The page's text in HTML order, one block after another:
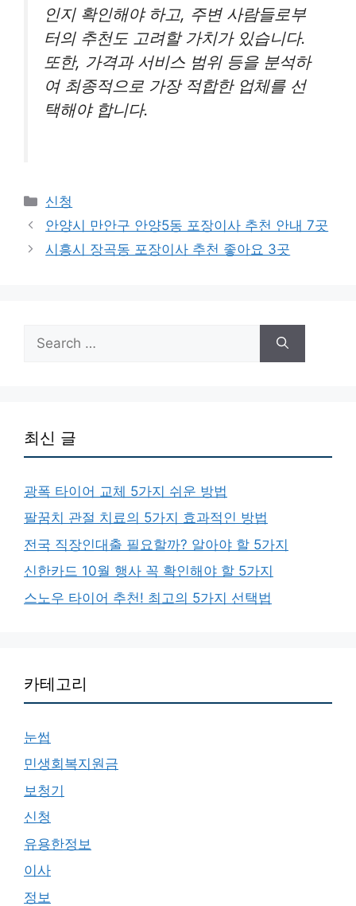
인지 확인해야 하고, 주변 사람들로부
터의 추천도 고려할 가치가 있습니다.
또한, 가격과 서비스 범위 등을 분석하
여 최종적으로 가장 적합한 업체를 선
택해야 합니다.
Categories
신청
안양시 만안구 안양5동 포장이사 추천 안내 7곳
시흥시 장곡동 포장이사 추천 좋아요 3곳
for:
최신 글
광폭 타이어 교체 5가지 쉬운 방법
팔꿈치 관절 치료의 5가지 효과적인 방법
전국 직장인대출 필요할까? 알아야 할 5가지
신한카드 10월 행사 꼭 확인해야 할 5가지
스노우 타이어 추천! 최고의 5가지 선택법
카테고리
눈썹
민생회복지원금
보청기
신청
유용한정보
이사
정보